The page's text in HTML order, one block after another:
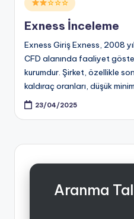
in
☆☆☆
Exness İnceleme
Exness Giriş Exness, 2008
CFD alanında faaliyet
kurumdur. Şirket, özellikle
kaldıraç oranları, düşük
23/04/2025
Aranma